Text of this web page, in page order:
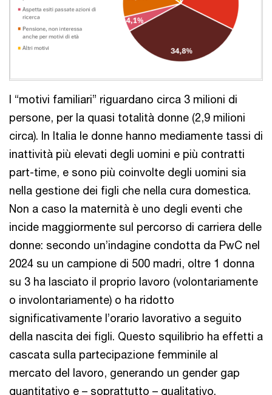
I “motivi familiari” riguardano circa 3 milioni di
persone, per la quasi totalità donne (2,9 milioni
circa). In Italia le donne hanno mediamente tassi di
inattività più elevati degli uomini e più contratti
part-time, e sono più coinvolte degli uomini sia
nella gestione dei figli che nella cura domestica.
Non a caso la maternità è uno degli eventi che
incide maggiormente sul percorso di carriera delle
donne: secondo un’indagine condotta da PwC nel
2024 su un campione di 500 madri, oltre 1 donna
su 3 ha lasciato il proprio lavoro (volontariamente
o involontariamente) o ha ridotto
significativamente l’orario lavorativo a seguito
della nascita dei figli. Questo squilibrio ha effetti a
cascata sulla partecipazione femminile al
mercato del lavoro, generando un gender gap
quantitativo e – soprattutto – qualitativo.